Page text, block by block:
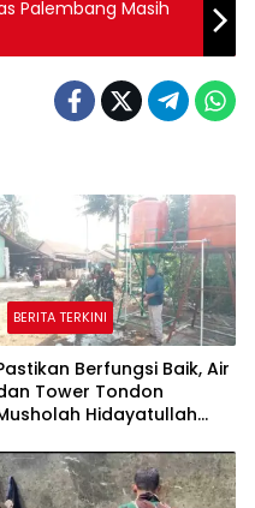
Palembang Masih
BERITA TERKINI
Berfungsi Baik, Air
Tower Tondon
Hidayatullah